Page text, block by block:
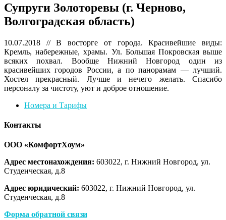
Супруги Золоторевы (г. Черново,
Волгоградская область)
10.07.2018 // В восторге от города. Красивейшие виды:
Кремль, набережные, храмы. Ул. Большая Покровская выше
всяких похвал. Вообще Нижний Новгород один из
красивейших городов России, а по панорамам — лучший.
Хостел прекрасный. Лучше и нечего желать. Спасибо
персоналу за чистоту, уют и доброе отношение.
Номера и Тарифы
Контакты
ООО «КомфортХоум»
Адрес местонахождения: 603022, г. Нижний Новгород, ул.
Студенческая, д.8
Адрес юридический: 603022, г. Нижний Новгород, ул.
Студенческая, д.8
Форма обратной связи